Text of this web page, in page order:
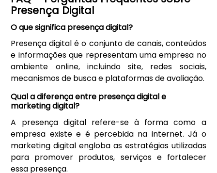
Presença Digital
O que significa presença digital?
Presença digital é o conjunto de canais, conteúdos
e informações que representam uma empresa no
ambiente online, incluindo site, redes sociais,
mecanismos de busca e plataformas de avaliação.
Qual a diferença entre presença digital e
marketing digital?
A presença digital refere-se à forma como a
empresa existe e é percebida na internet. Já o
marketing digital engloba as estratégias utilizadas
para promover produtos, serviços e fortalecer
essa presença.